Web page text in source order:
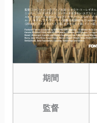
期間
監督